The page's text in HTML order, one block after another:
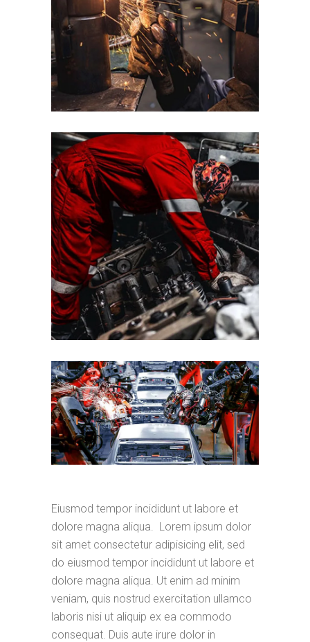
Eiusmod tempor incididunt ut labore et
dolore magna aliqua. Lorem ipsum dolor
sit amet consectetur adipisicing elit, sed
do eiusmod tempor incididunt ut labore et
dolore magna aliqua. Ut enim ad minim
veniam, quis nostrud exercitation ullamco
laboris nisi ut aliquip ex ea commodo
consequat. Duis aute irure dolor in